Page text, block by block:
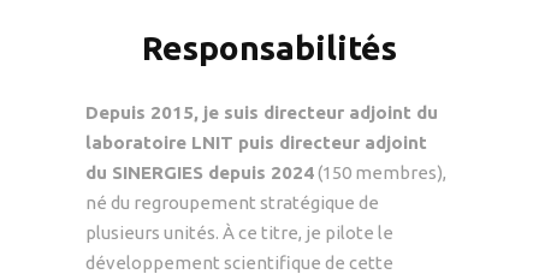
Responsabilités
Depuis 2015, je suis directeur adjoint du
laboratoire LNIT puis directeur adjoint
du SINERGIES depuis 2024(150 membres),
né du regroupement stratégique de
plusieurs unités. À ce titre, je pilote le
développement scientifique de cette